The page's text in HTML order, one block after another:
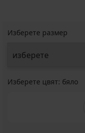
Изберете размер
Изберете цвят: бяло